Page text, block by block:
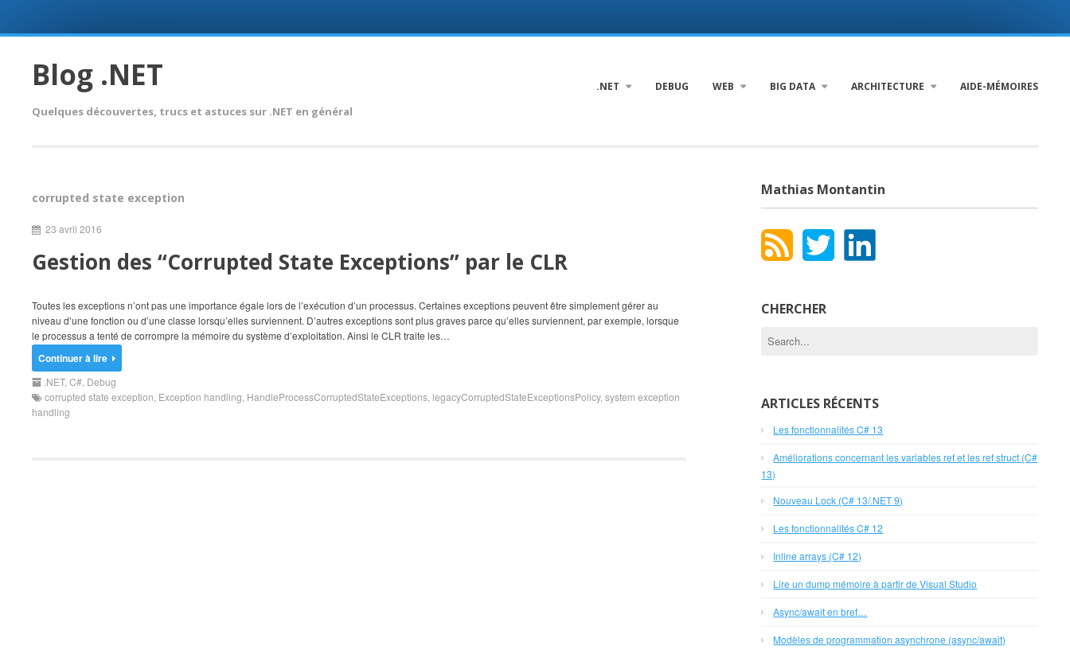
to
content
Blog .NET
Quelques découvertes, trucs et astuces sur .NET en général
.NET DEBUG WEB BIG DATA ARCHITECTURE AIDE-MÉMOIRES
corrupted state exception
23 avril 2016
Gestion des “Corrupted State Exceptions” par le CLR
Toutes les exceptions n’ont pas une importance égale lors de l’exécution d’un processus. Certaines exceptions peuvent être simplement gérer au
niveau d’une fonction ou d’une classe lorsqu’elles surviennent. D’autres exceptions sont plus graves parce qu’elles surviennent, par exemple, lorsque
le processus a tenté de corrompre la mémoire du système d’exploitation. Ainsi le CLR traite les…
Continuer à lire
.NET, C# Debug
corrupted state exception Exception handling HandleProcessCorruptedStateExceptions legacyCorruptedStateExceptionsPolicy, system exception
handling
Mathias Montantin
CHERCHER
Search
for:
ARTICLES RÉCENTS
Les fonctionnalités C# 13
Améliorations concernant les variables ref et les ref struct (C#
13)
Nouveau Lock (C# 13/.NET 9)
Les fonctionnalités C# 12
Inline arrays (C# 12)
Lire un dump mémoire à partir de Visual Studio
Async/await en bref…
Modèles de programmation asynchrone (async/await)